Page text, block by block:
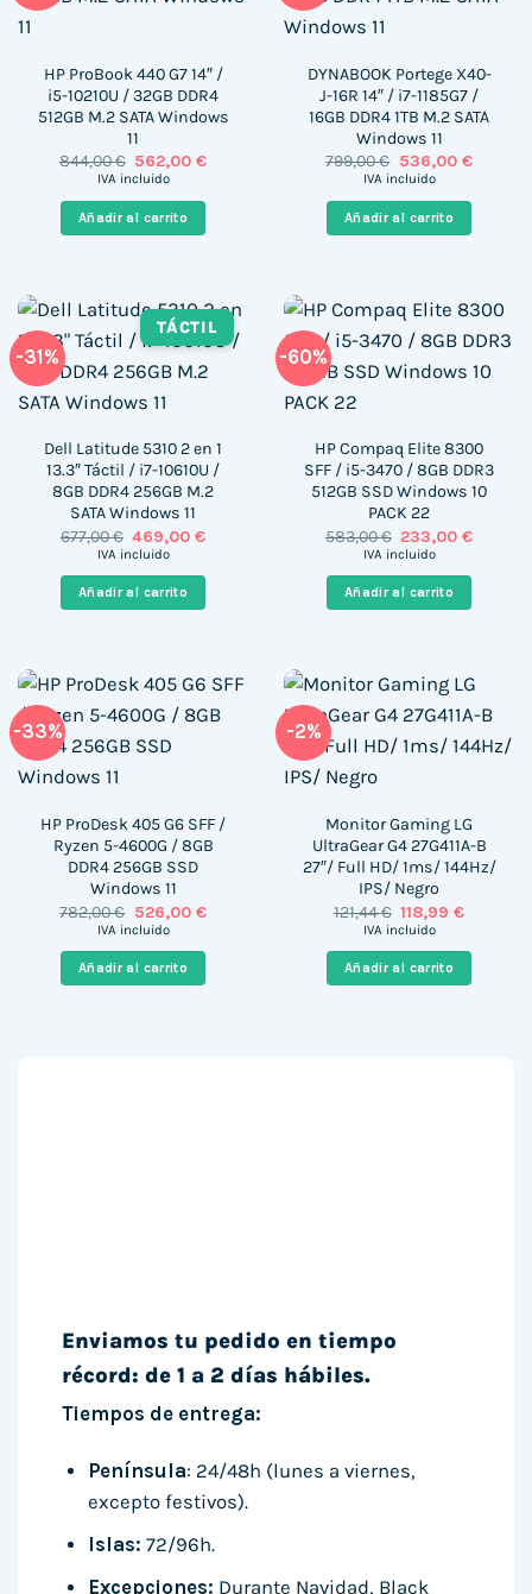
HP ProBook 440 G7 14″ /
i5-10210U / 32GB DDR4
512GB M.2 SATA Windows
11
844,00€ El
precio
era:
844,00 €.
562,00€El
IVA incluido
Añadir al carrito
DYNABOOK Portege X40-
J-16R 14″ / i7-1185G7 /
16GB DDR4 1TB M.2 SATA
Windows 11
799,00€ El
precio
era:
799,00 €.
536,00 €El
es:
IVA incluido
Añadir al carrito
-31%
TÁCTIL
Dell Latitude 5310 2 en 1
13.3″ Táctil / i7-10610U /
8GB DDR4 256GB M.2
SATA Windows 11
677,00€ El
precio
era:
677,00 €.
469,00€El
es:
469,00 €.
IVA incluido
Añadir al carrito
-60%
HP Compaq Elite 8300
SFF / i5-3470 / 8GB DDR3
512GB SSD Windows 10
PACK 22
583,00€ El
precio
era:
583,00 €.
233,00€El
IVA incluido
Añadir al carrito
-33%
HP ProDesk 405 G6 SFF /
Ryzen 5-4600G / 8GB
DDR4 256GB SSD
Windows 11
782,00€ El
precio
era:
782,00 €.
526,00 €El
es:
526,00 €.
IVA incluido
Añadir al carrito
-2%
Monitor Gaming LG
UltraGear G4 27G411A-B
27″/ Full HD/ 1ms/ 144Hz/
IPS/ Negro
121,44€ El
precio
era:
121,44 €.
118,99€El
es:
118,99 €.
IVA incluido
Añadir al carrito
Enviamos tu pedido en tiempo
récord: de 1 a 2 días hábiles.
Tiempos de entrega:
Península: 24/48h (lunes a viernes,
excepto festivos).
Islas: 72/96h.
Excepciones: Durante Navidad, Black